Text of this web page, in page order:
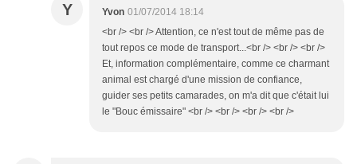
Y Yvon 01/07/2014 18:14
<br /> <br /> Attention, ce n'est tout de même pas de
tout repos ce mode de transport...<br /> <br /> <br />
Et, information complémentaire, comme ce charmant
animal est chargé d'une mission de confiance,
guider ses petits camarades, on m'a dit que c'était lui
le "Bouc émissaire" <br /> <br /> <br /> <br />